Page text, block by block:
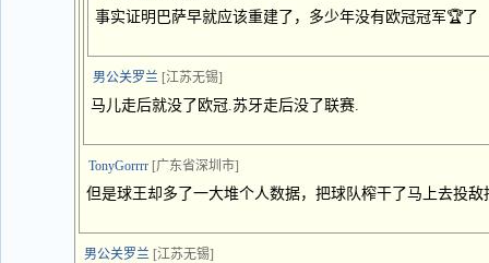
事实证明巴萨早就应该重建了，多少年没有欧冠冠军🏆了
男公关罗兰 [江苏无锡]
马儿走后就没了欧冠.苏牙走后没了联赛.
TonyGorrrr [广东省深圳市]
但是球王却多了一大堆个人数据，把球队榨干了马上去投敌
男公关罗兰 [江苏无锡]